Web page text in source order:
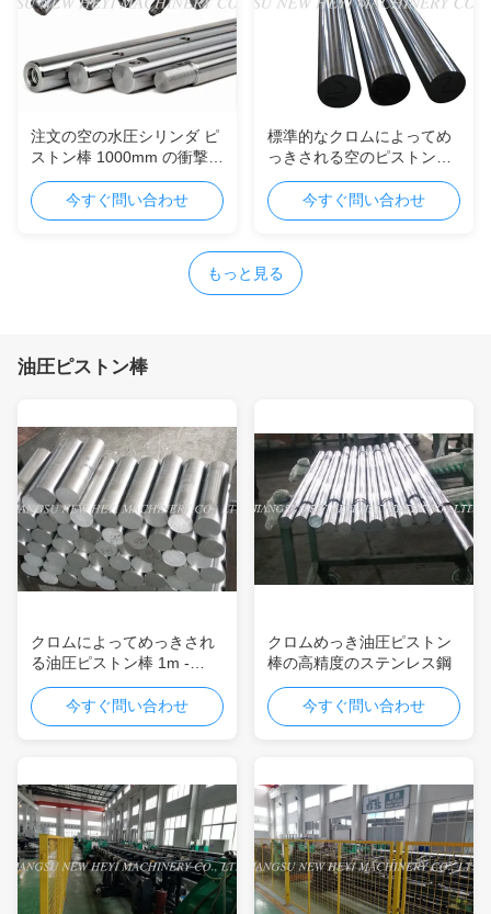
注文の空の水圧シリンダ ピ
ストン棒 1000mm の衝撃吸
収材ブーム
今すぐ問い合わせ
標準的なクロムによってめ
っきされる空のピストン棒
のステンレス鋼の管の水圧
シリンダ今すぐ問い合わせ
もっと見る
油圧ピストン棒
クロムによってめっきされ
る油圧ピストン棒 1m -
ISO9001 との 8m: 2008 年
今すぐ問い合わせ
クロムめっき油圧ピストン
棒の高精度のステンレス鋼
今すぐ問い合わせ